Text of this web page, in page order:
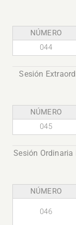
NÚMERO
044
Sesión
NÚMERO
045
Sesión Ordinaria
NÚMERO
046